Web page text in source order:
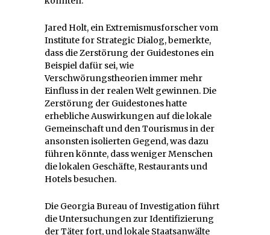
Jared Holt, ein Extremismusforscher vom
Institute for Strategic Dialog, bemerkte,
dass die Zerstörung der Guidestones ein
Beispiel dafür sei, wie
Verschwörungstheorien immer mehr
Einfluss in der realen Welt gewinnen. Die
Zerstörung der Guidestones hatte
erhebliche Auswirkungen auf die lokale
Gemeinschaft und den Tourismus in der
ansonsten isolierten Gegend, was dazu
führen könnte, dass weniger Menschen
die lokalen Geschäfte, Restaurants und
Hotels besuchen.
Die Georgia Bureau of Investigation führt
die Untersuchungen zur Identifizierung
der Täter fort, und lokale Staatsanwälte